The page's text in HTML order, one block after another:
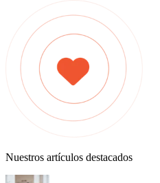
Nuestros artículos destacados